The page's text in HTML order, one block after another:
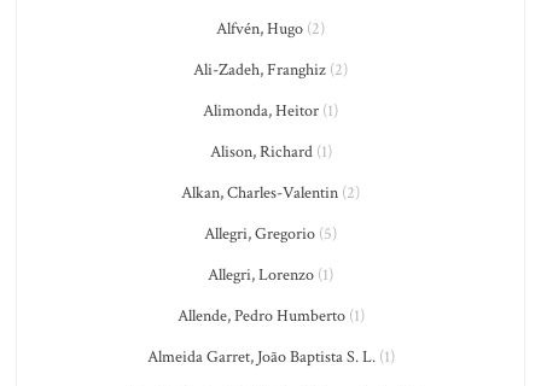
Alfvén, Hugo (2)
Ali-Zadeh, Franghiz (2)
Alimonda, Heitor (1)
Alison, Richard(1)
Alkan, Charles-Valentin (2)
Allegri, Gregorio (5)
Allegri, Lorenzo (1)
Allende, Pedro Humberto(1)
Almeida Garret, João Baptista S. L.(1)